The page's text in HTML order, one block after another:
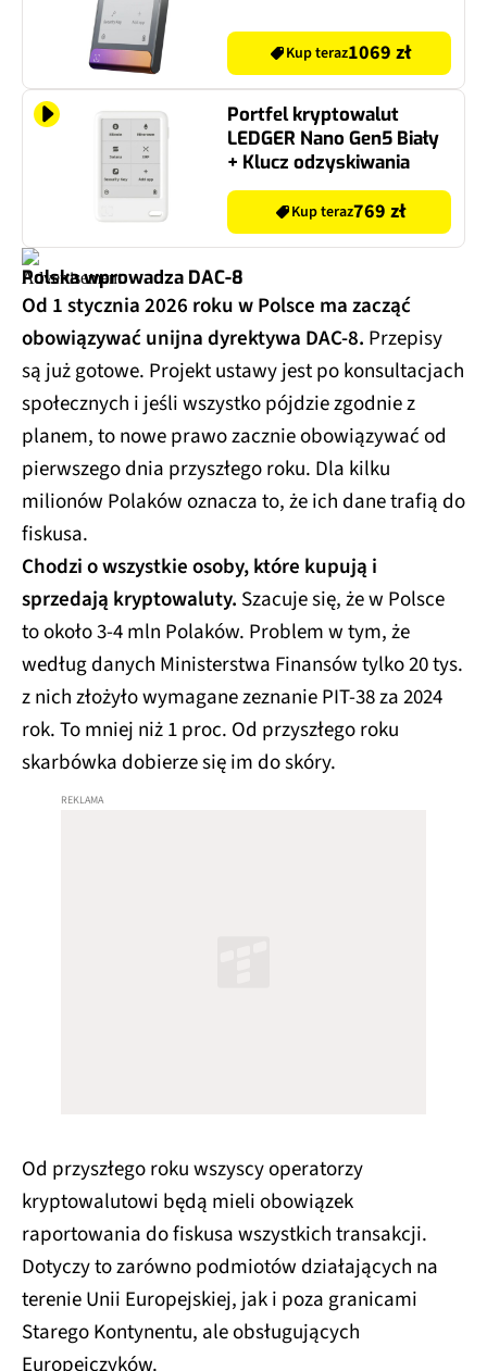
Kup teraz1069 zł
Portfel kryptowalut
LEDGER Nano Gen5 Biały
+ Klucz odzyskiwania
Kup teraz769 zł
Polska wprowadza DAC-8
Od 1 stycznia 2026 roku w Polsce ma zacząć
obowiązywać unijna dyrektywa DAC-8. Przepisy
są już gotowe. Projekt ustawy jest po konsultacjach
społecznych i jeśli wszystko pójdzie zgodnie z
planem, to nowe prawo zacznie obowiązywać od
pierwszego dnia przyszłego roku. Dla kilku
milionów Polaków oznacza to, że ich dane trafią do
fiskusa.
Chodzi o wszystkie osoby, które kupują i
sprzedają kryptowaluty. Szacuje się, że w Polsce
to około 3-4 mln Polaków. Problem w tym, że
według danych Ministerstwa Finansów tylko 20 tys.
z nich złożyło wymagane zeznanie PIT-38 za 2024
rok. To mniej niż 1 proc. Od przyszłego roku
skarbówka dobierze się im do skóry.
Od przyszłego roku wszyscy operatorzy
kryptowalutowi będą mieli obowiązek
raportowania do fiskusa wszystkich transakcji.
Dotyczy to zarówno podmiotów działających na
terenie Unii Europejskiej, jak i poza granicami
Starego Kontynentu, ale obsługujących
Europejczyków.